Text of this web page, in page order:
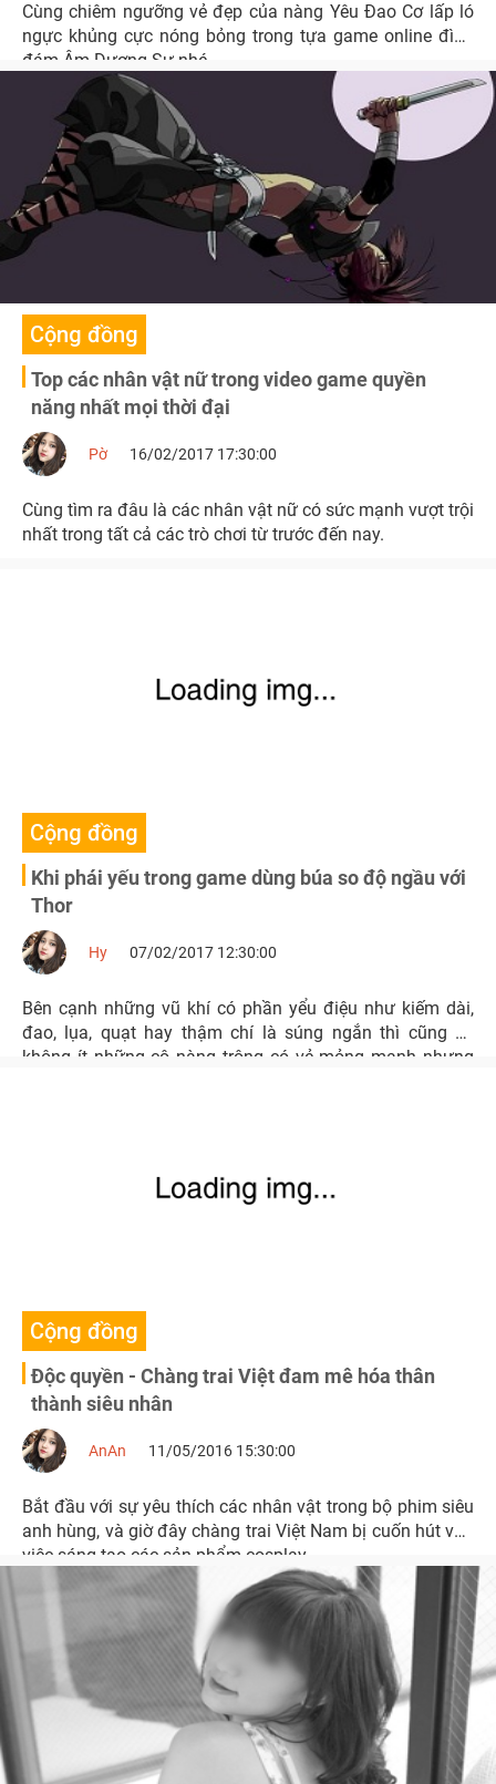
Cùng chiêm ngưỡng vẻ đẹp của nàng Yêu Đao Cơ lấp ló
ngực khủng cực nóng bỏng trong tựa game online đình
đám Âm Dương Sư nhé.
Cộng đồng
Top các nhân vật nữ trong video game quyền
năng nhất mọi thời đại
Pờ 16/02/2017 17:30:00
Cùng tìm ra đâu là các nhân vật nữ có sức mạnh vượt trội
nhất trong tất cả các trò chơi từ trước đến nay.
Cộng đồng
Khi phái yếu trong game dùng búa so độ ngầu với
Thor
Hy 07/02/2017 12:30:00
Bên cạnh những vũ khí có phần yểu điệu như kiếm dài,
đao, lụa, quạt hay thậm chí là súng ngắn thì cũng có
không ít những cô nàng trông có vẻ mỏng manh nhưng
Cộng đồng
Độc quyền - Chàng trai Việt đam mê hóa thân
thành siêu nhân
AnAn 11/05/2016 15:30:00
Bắt đầu với sự yêu thích các nhân vật trong bộ phim siêu
anh hùng, và giờ đây chàng trai Việt Nam bị cuốn hút vào
việc sáng tạo các sản phẩm cosplay